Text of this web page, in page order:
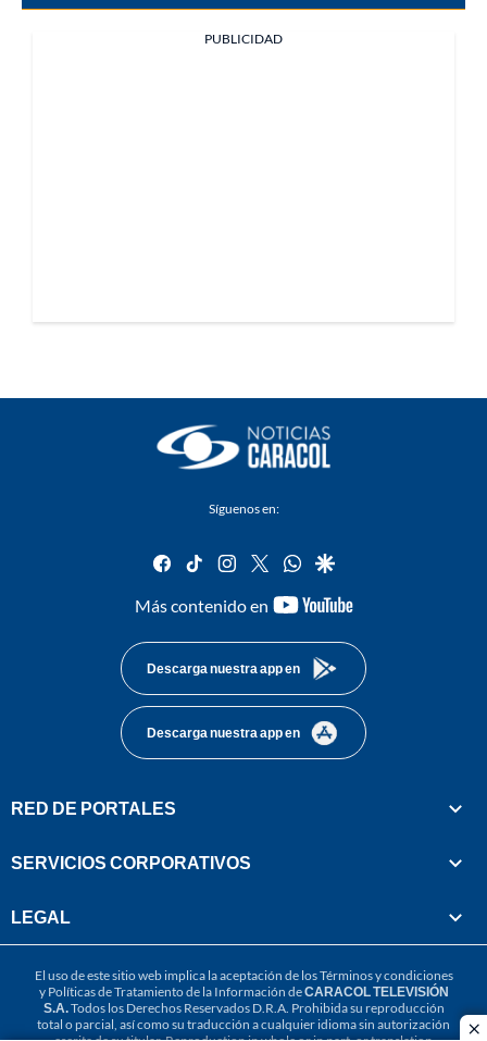
PUBLICIDAD
Síguenos en:
facebook
tiktok instagram
twitterwhatsapp
google
Más contenido en
youtube-
Descarga nuestra app en
Descarga nuestra app en
RED DE PORTALES
SERVICIOS CORPORATIVOS
LEGAL
El uso de este sitio web implica la aceptación de losTérminos y condiciones
y Políticas de Tratamiento de la Información deCARACOL TELEVISIÓN
S.A.Todos los Derechos Reservados D.R.A. Prohibida su reproducción
total o parcial, así como su traducción a cualquier idioma sin autorización